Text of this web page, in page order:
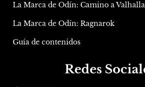
La Marca de Odín: Camino a Valhalla
La Marca de Odín: Ragnarok
Guía de contenidos
Redes